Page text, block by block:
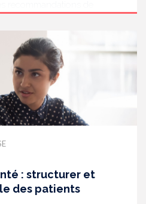
le diagnostic et
invalidants . Elle publie
destinés aux
[1] impliqués dans le suivi
: structurer et
des patients